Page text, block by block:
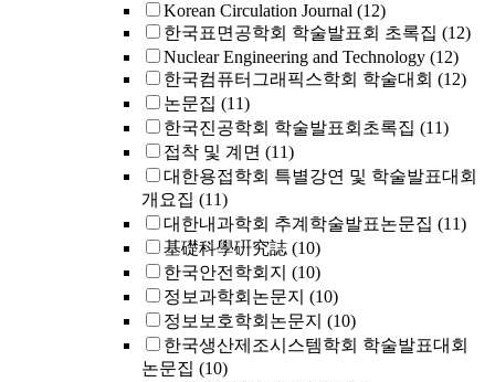
Korean Circulation Journal (12)
한국표면공학회 학술발표회 초록집 (12)
Nuclear Engineering and Technology (12)
한국컴퓨터그래픽스학회 학술대회 (12)
논문집 (11)
한국진공학회 학술발표회초록집 (11)
접착 및 계면 (11)
대한용접학회 특별강연 및 학술발표대회
개요집 (11)
대한내과학회 추계학술발표논문집 (11)
基礎科學硏究誌 (10)
한국안전학회지 (10)
정보과학회논문지 (10)
정보보호학회논문지 (10)
한국생산제조시스템학회 학술발표대회
논문집 (10)